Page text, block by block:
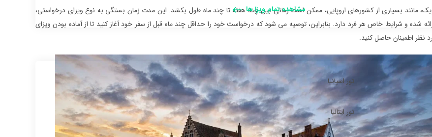
مشاهده تمام ویزا ها
تور اسپانیا
تور ایتالیا
مانند بسیاری از کشورهای اروپایی، ممکن است زمانی بین چند هفته تا چند ماه طول بکشد. این مدت زمان بستگی به نوع ویزای درخواستی،
شده و شرایط خاص هر فرد دارد. بنابراین، توصیه می شود که درخواست خود را حداقل چند ماه قبل از سفر خود آغاز کنید تا از آماده بودن ویزای
نظر اطمینان حاصل کنید.